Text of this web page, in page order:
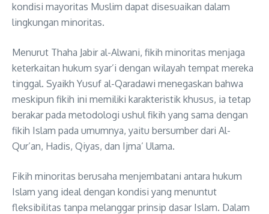
kondisi mayoritas Muslim dapat disesuaikan dalam
lingkungan minoritas.
Menurut Thaha Jabir al-Alwani, fikih minoritas menjaga
keterkaitan hukum syar’i dengan wilayah tempat mereka
tinggal. Syaikh Yusuf al-Qaradawi menegaskan bahwa
meskipun fikih ini memiliki karakteristik khusus, ia tetap
berakar pada metodologi ushul fikih yang sama dengan
fikih Islam pada umumnya, yaitu bersumber dari Al-
Qur’an, Hadis, Qiyas, dan Ijma’ Ulama.
Fikih minoritas berusaha menjembatani antara hukum
Islam yang ideal dengan kondisi yang menuntut
fleksibilitas tanpa melanggar prinsip dasar Islam. Dalam